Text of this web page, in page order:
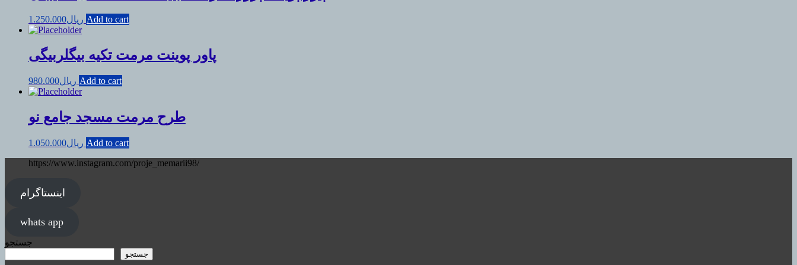
ریال1.250.000 Add to cart
پاور پوینت مرمت تکیه بیگلربیگی
ریال980.000 Add to cart
طرح مرمت مسجد جامع نو
ریال1.050.000
Add to cart
https://www.instagram.com/proje_memarii98/
اینستاگرام
whats app
جستجو
جستجو